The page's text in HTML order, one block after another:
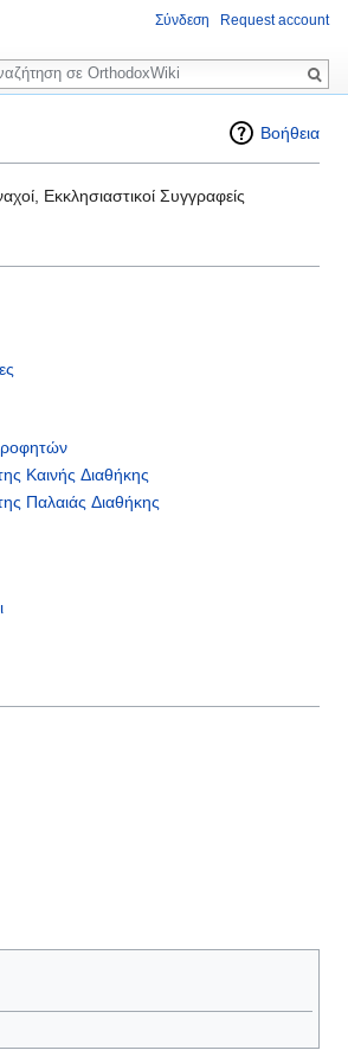
Βοήθεια
Εκκλησιαστικοί Συγγραφείς
Καινής Διαθήκης
Παλαιάς Διαθήκης
Σύνδεση Request account